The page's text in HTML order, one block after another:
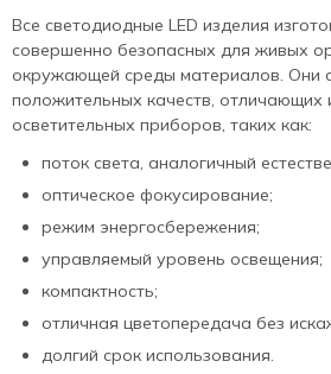
Все светодиодные LED изделия
совершенно безопасных для живых
окружающей среды материалов. Они
положительных качеств, отличающих
осветительных приборов, таких как:
поток света, аналогичный
оптическое фокусирование;
режим энергосбережения;
управляемый уровень освещения;
компактность;
отличная цветопередача без
долгий срок использования.